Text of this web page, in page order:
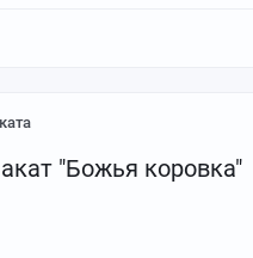
"Божья коровка"